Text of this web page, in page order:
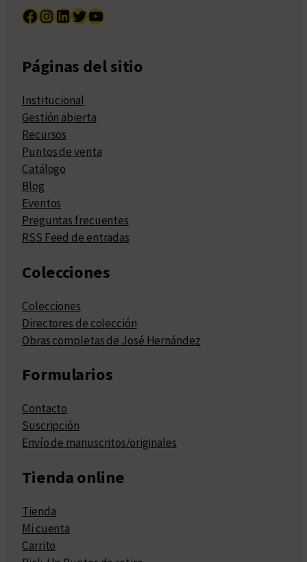
Facebook InstagramLinkedIn Twitter YouTube
Páginas del sitio
Institucional
Gestión abierta
Recursos
Puntos de venta
Catálogo
Blog
Eventos
Preguntas frecuentes
RSS Feed de entradas
Colecciones
Colecciones
Directores de colección
Obras completas de José Hernández
Formularios
Contacto
Suscripción
Envío de manuscritos/originales
Tienda online
Tienda
Mi cuenta
Carrito